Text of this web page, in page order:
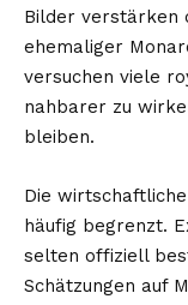
Bilder verstärken
ehemaliger
versuchen viele
nahbarer zu
bleiben.
Die
häufig begrenzt.
selten offiziell
Schätzungen auf